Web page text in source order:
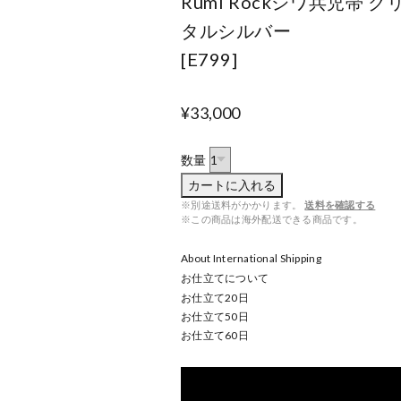
タルシルバー
[E799]
¥33,000
数量
カートに入れる
※別途送料がかかります。
送料を確認する
※この商品は海外配送できる商品です。
About International Shipping
お仕立てについて
お仕立て20 日
お仕立て50 日
お仕立て60 日